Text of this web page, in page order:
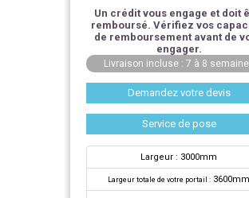
Un crédit vous engage et doit
remboursé. Vérifiez vos
de remboursement avant de
engager.
Livraison incluse : 7 à 8
Demandez votre devis
Service de pose
Largeur : 3000mm
Largeur totale de votre portail : 3600mm